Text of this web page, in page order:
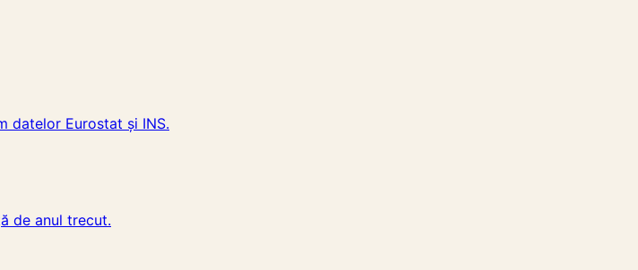
datelor Eurostat și INS.
de anul trecut.